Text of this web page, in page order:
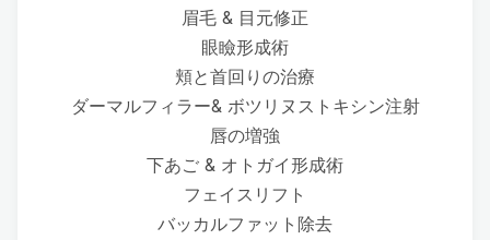
眉毛 & 目元修正
眼瞼形成術
頬と首回りの治療
ダーマルフィラー& ボツリヌストキシン注射
唇の増強
下あご & オトガイ形成術
フェイスリフト
バッカルファット除去